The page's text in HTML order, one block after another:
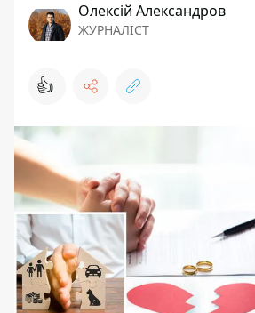
Олексій Александров
ЖУРНАЛІСТ
👍